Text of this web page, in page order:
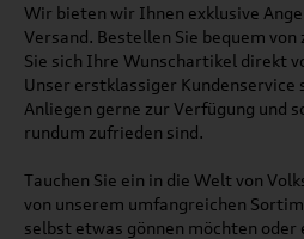
Wir bieten wir Ihnen exklusive
Versand. Bestellen Sie bequem von
Sie sich Ihre Wunschartikel direkt
Unser erstklassiger Kundenservice
Anliegen gerne zur Verfügung und
rundum zufrieden sind.
Tauchen Sie ein in die Welt von
von unserem umfangreichen
selbst etwas gönnen möchten oder